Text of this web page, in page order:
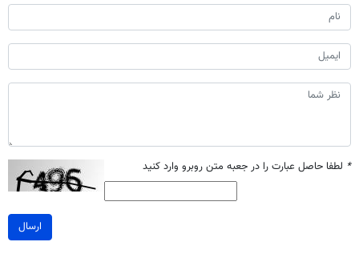
* لطفا حاصل عبارت را در جعبه متن روبرو وارد کنید
ارسال